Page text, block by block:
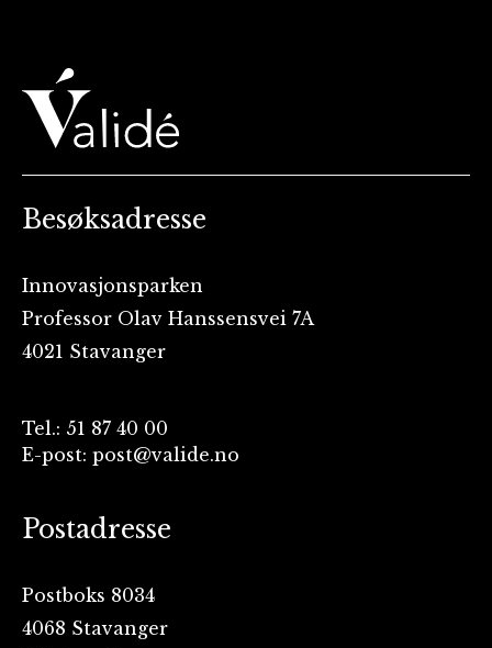
Besøksadresse
Innovasjonsparken
Professor Olav Hanssensvei 7A
4021 Stavanger
Tel.: 51 87 40 00
E-post: post@valide.no
Postadresse
Postboks 8034
4068 Stavanger